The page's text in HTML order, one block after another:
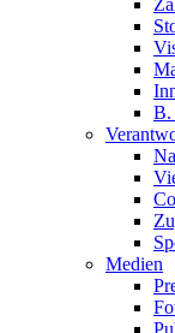
B.
Medien